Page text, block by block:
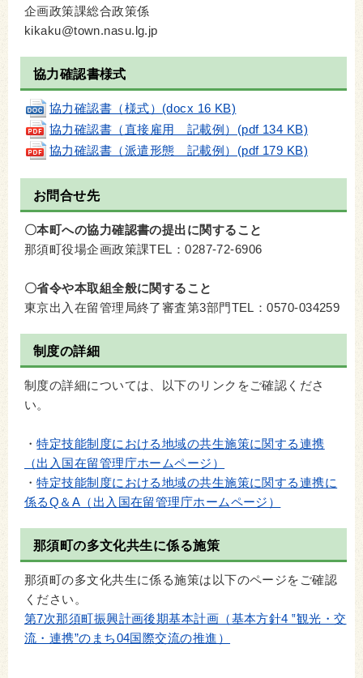
企画政策課総合政策係
kikaku@town.nasu.lg.jp
協力確認書様式
協力確認書（様式）(docx 16 KB)
協力確認書（直接雇用＿記載例）(pdf 134 KB)
協力確認書（派遣形態＿記載例）(pdf 179 KB)
お問合せ先
〇本町への協力確認書の提出に関すること
那須町役場企画政策課TEL：0287-72-6906
〇省令や本取組全般に関すること
東京出入在留管理局終了審査第3部門TEL：0570-034259
制度の詳細
制度の詳細については、以下のリンクをご確認くださ
い。
・特定技能制度における地域の共生施策に関する連携
（出入国在留管理庁ホームページ）
・特定技能制度における地域の共生施策に関する連携に
係るQ＆A（出入国在留管理庁ホームページ）
那須町の多文化共生に係る施策
那須町の多文化共生に係る施策は以下のページをご確認
ください。
第7次那須町振興計画後期基本計画（基本方針4 ‟観光・交
流・連携”のまち04国際交流の推進）